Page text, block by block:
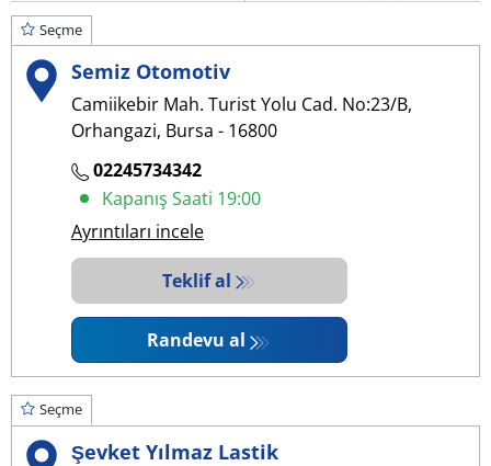
Seçme
Semiz Otomotiv
Camiikebir Mah. Turist Yolu Cad. No:23/B,
Orhangazi, Bursa - 16800
02245734342
Kapanış Saati 19:00
Ayrıntıları incele
Teklif al
Randevu al
Seçme
Şevket Yılmaz Lastik